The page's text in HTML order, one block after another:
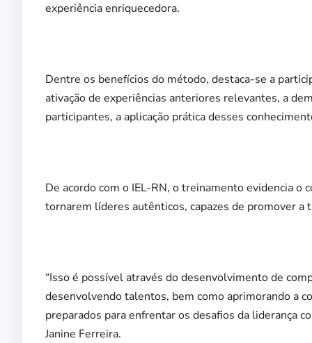
experiência enriquecedora.
Dentre os benefícios do método, destaca-se a
ativação de experiências anteriores relevantes, a
participantes, a aplicação prática desses
De acordo com o IEL-RN, o treinamento evidencia
tornarem líderes autênticos, capazes de promover a
“Isso é possível através do desenvolvimento de
desenvolvendo talentos, bem como aprimorando a
preparados para enfrentar os desafios da liderança
Janine Ferreira.